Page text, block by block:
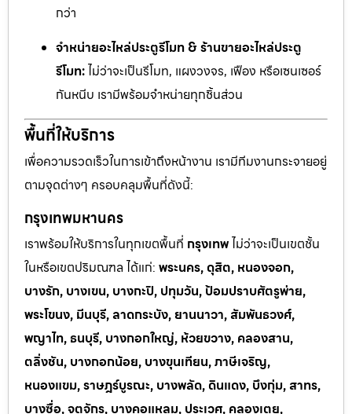
กว่า
จำหน่ายอะไหล่ประตูรีโมท & ร้านขายอะไหล่ประตู
รีโมท:ไม่ว่าจะเป็นรีโมท, แผงวงจร, เฟือง หรือเซนเซอร์
กันหนีบ เรามีพร้อมจำหน่ายทุกชิ้นส่วน
พื้นที่ให้บริการ
เพื่อความรวดเร็วในการเข้าถึงหน้างาน เรามีทีมงานกระจายอยู่
ตามจุดต่างๆ ครอบคลุมพื้นที่ดังนี้:
กรุงเทพมหานคร
เราพร้อมให้บริการในทุกเขตพื้นที่ กรุงเทพไม่ว่าจะเป็นเขตชั้น
ในหรือเขตปริมณฑล ได้แก่: พระนคร, ดุสิต, หนองจอก,
บางรัก, บางเขน, บางกะปิ, ปทุมวัน, ป้อมปราบศัตรูพ่าย,
พระโขนง, มีนบุรี, ลาดกระบัง, ยานนาวา, สัมพันธวงศ์,
พญาไท, ธนบุรี, บางกอกใหญ่, ห้วยขวาง, คลองสาน,
ตลิ่งชัน, บางกอกน้อย, บางขุนเทียน, ภาษีเจริญ,
หนองแขม, ราษฎร์บูรณะ, บางพลัด, ดินแดง, บึงกุ่ม, สาทร,
บางซื่อ, จตุจักร, บางคอแหลม, ประเวศ, คลองเตย,